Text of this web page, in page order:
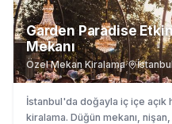
Garden Paradise
Mekanı
Özel Mekan Kiralama· İstanbul
İstanbul'da doğayla iç içe açık
kiralama. Düğün mekanı,